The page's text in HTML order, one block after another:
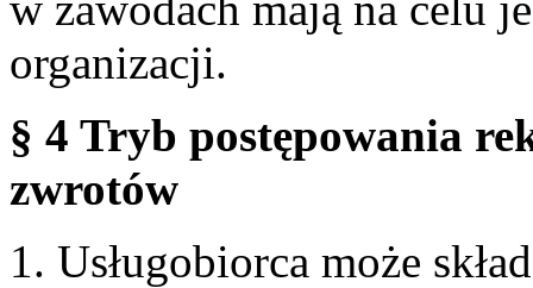
organizacji.
§ 4 Tryb postępowania
zwrotów
1. Usługobiorca może